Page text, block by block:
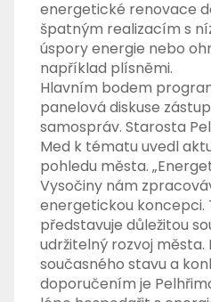
energetické renovace
špatným realizacím s
úspory energie nebo
například plísněmi.
Hlavním bodem
panelová diskuse
samospráv. Starosta
Med k tématu uvedl
pohledu města.
Vysočiny nám
energetickou koncepci.
představuje důležitou
udržitelný rozvoj města.
současného stavu a
doporučením je